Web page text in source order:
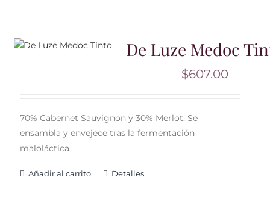
De Luze Medoc
$607.00
70% Cabernet Sauvignon y 30% Merlot. Se
ensambla y envejece tras la fermentación
maloláctica
Añadir al carrito Detalles